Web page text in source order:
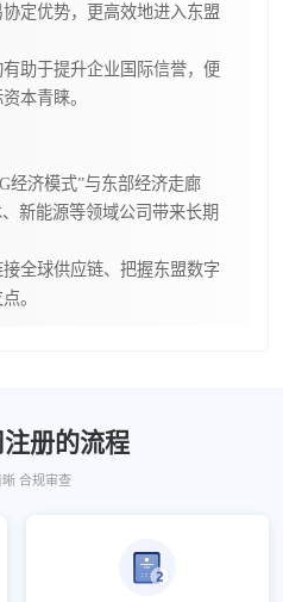
定优势，更高效地进入东盟
助于提升企业国际信誉，便
本青睐。
经济模式”与东部经济走廊
、新能源等领域公司带来长期
全球供应链、把握东盟数字
。
册的流程
合规审查